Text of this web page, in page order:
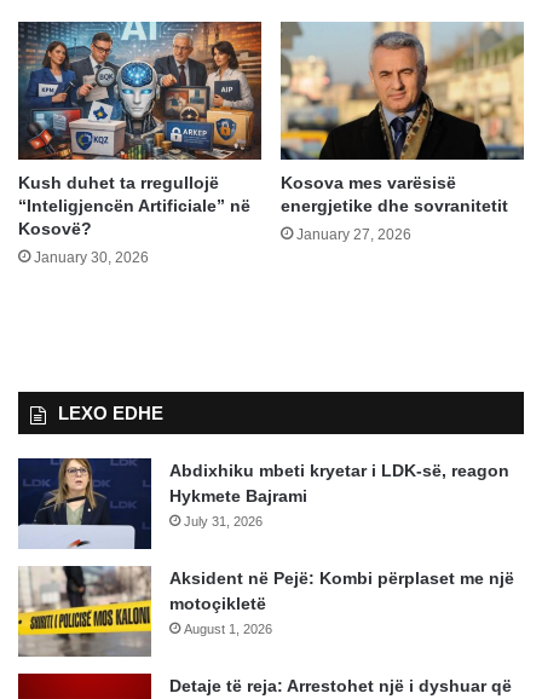
Kush duhet ta rregullojë
“Inteligjencën Artificiale” në
Kosovë?
January 30, 2026
Kosova mes varësisë
energjetike dhe sovranitetit
January 27, 2026
LEXO EDHE
Abdixhiku mbeti kryetar i LDK-së, reagon
Hykmete Bajrami
July 31, 2026
Aksident në Pejë: Kombi përplaset me një
motoçikletë
August 1, 2026
Detaje të reja: Arrestohet një i dyshuar që